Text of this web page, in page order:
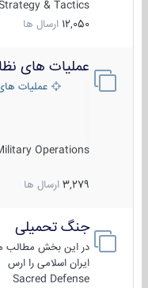
Strategy & Tactics
12,050 ارسال ها
عملیات های
عملیات های
Military Operations
3,279 ارسال ها
جنگ تحمیلی
در این بخش مطالب
ایران اسلامی را ارس
Sacred Defense